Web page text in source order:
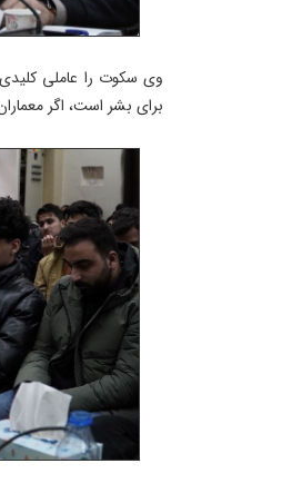
وی سکوت را عاملی
برای بشر است، اگر